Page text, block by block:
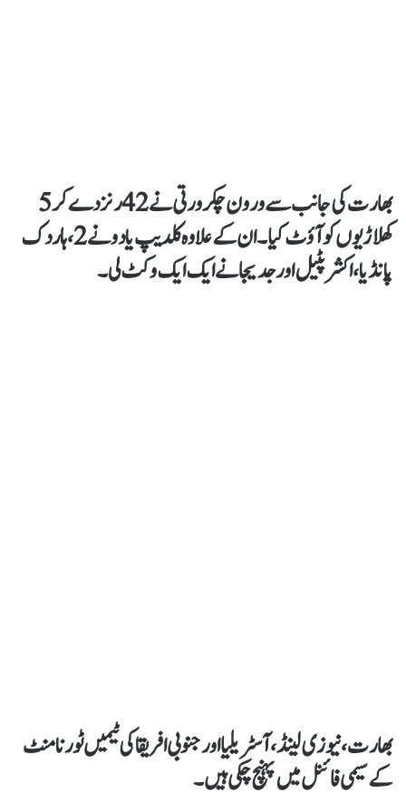
بھارت کی جانب سے ورون چکرورتی نے 42 رنز دے کر 5
کھلاڑیوں کو آؤٹ کیا۔ ان کے علاوہ کلدیپ یادو نے 2، ہاردک
پانڈیا، اکشرپٹیل اور جدیجا نے ایک ایک وکٹ لی۔
بھارت، نیوزی لینڈ، آسٹریلیا اور جنوبی افریقا کی ٹیمیں ٹورنامنٹ
کے سیمی فائنل میں پہنچ چکی ہیں۔